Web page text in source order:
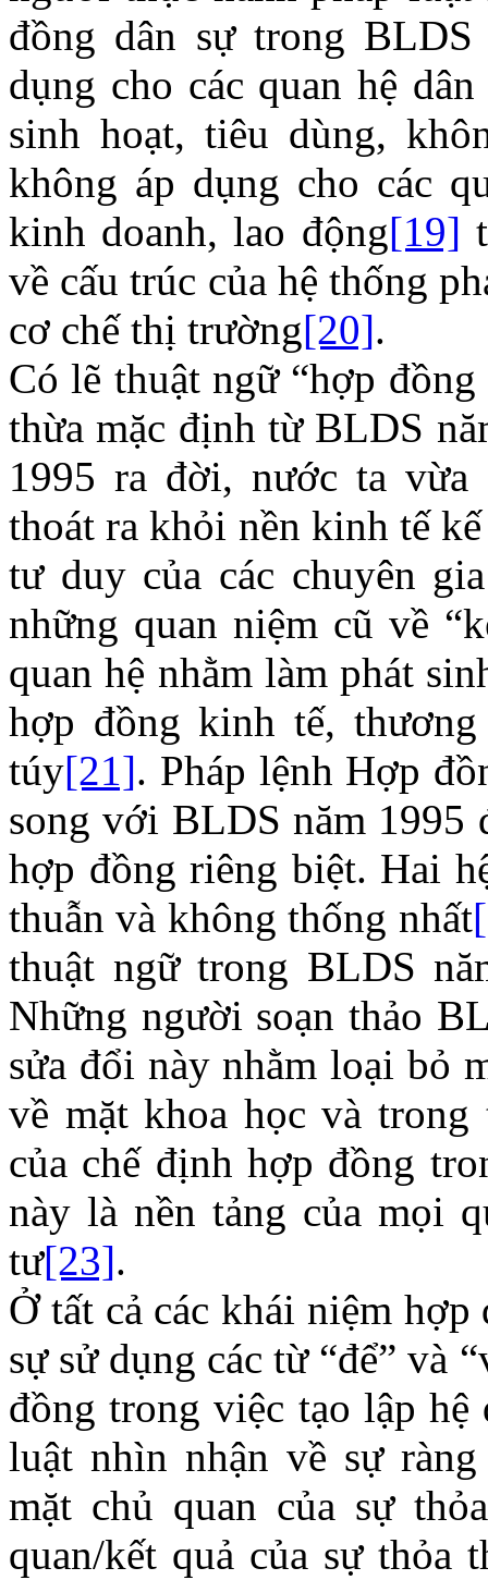
đồng dân sự trong
dụng cho các quan hệ
sinh hoạt, tiêu dùng,
không áp dụng cho các
kinh doanh, lao động[19]
về cấu trúc của hệ thống
cơ chế thị trường[20].
Có lẽ thuật ngữ “hợp
thừa mặc định từ BLDS
1995 ra đời, nước ta
thoát ra khỏi nền kinh tế
tư duy của các chuyên
những quan niệm cũ về
quan hệ nhằm làm phát
hợp đồng kinh tế,
túy[21]. Pháp lệnh Hợp
song với BLDS năm 1995
hợp đồng riêng biệt. Hai
thuẫn và không thống nhất
thuật ngữ trong BLDS
Những người soạn thảo
sửa đổi này nhằm loại bỏ
về mặt khoa học và
của chế định hợp đồng
này là nền tảng của mọi
tư[23].
Ở tất cả các khái niệm
sự sử dụng các từ “để” và
đồng trong việc tạo lập
luật nhìn nhận về sự
mặt chủ quan của sự
quan/kết quả của sự thỏa